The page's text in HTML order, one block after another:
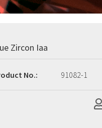
Zircon Iaa
No.: 91082-1